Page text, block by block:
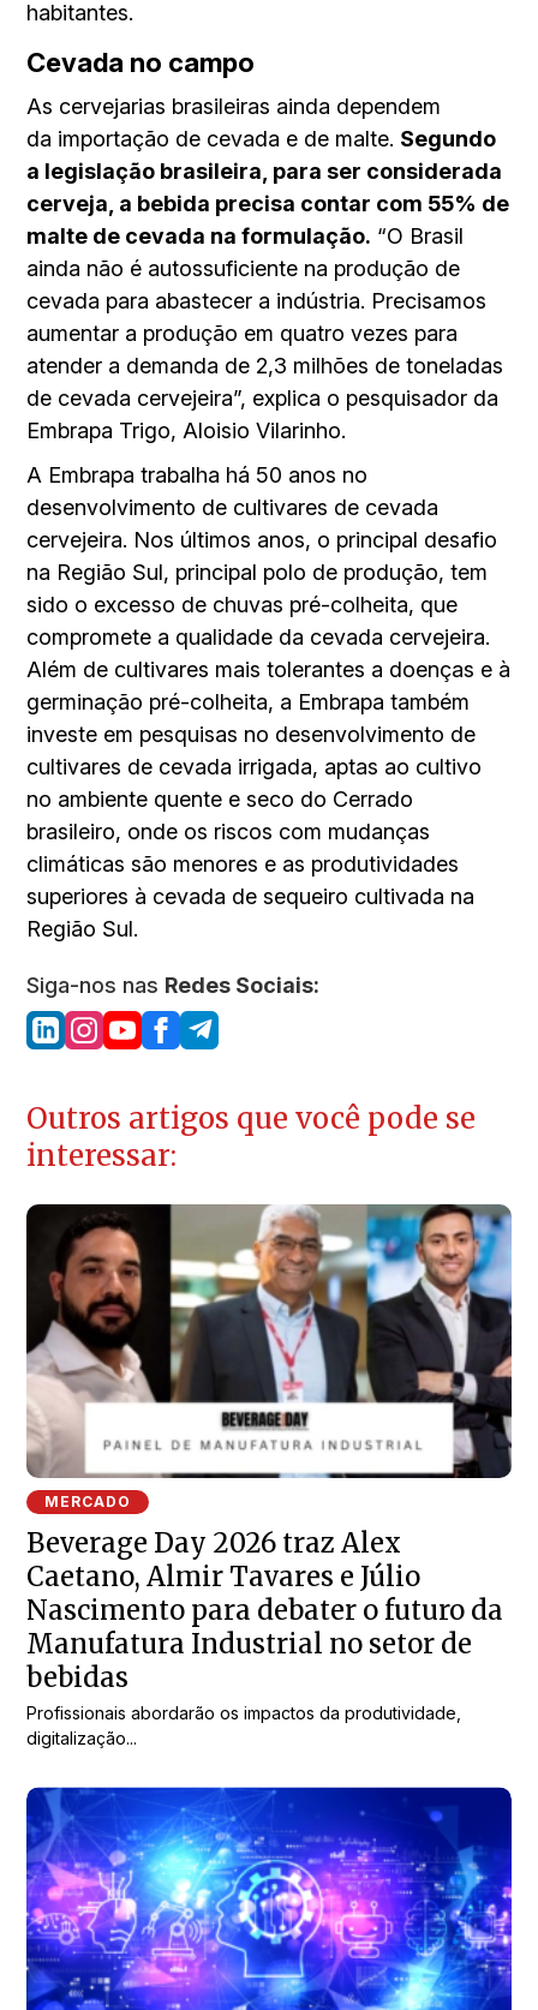
habitantes.
Cevada no campo
As cervejarias brasileiras ainda dependem
da importação de cevada e de malte. Segundo
a legislação brasileira, para ser considerada
cerveja, a bebida precisa contar com 55% de
malte de cevada na formulação. “O Brasil
ainda não é autossuficiente na produção de
cevada para abastecer a indústria. Precisamos
aumentar a produção em quatro vezes para
atender a demanda de 2,3 milhões de toneladas
de cevada cervejeira”, explica o pesquisador da
Embrapa Trigo, Aloisio Vilarinho.
A Embrapa trabalha há 50 anos no
desenvolvimento de cultivares de cevada
cervejeira. Nos últimos anos, o principal desafio
na Região Sul, principal polo de produção, tem
sido o excesso de chuvas pré-colheita, que
compromete a qualidade da cevada cervejeira.
Além de cultivares mais tolerantes a doenças e à
germinação pré-colheita, a Embrapa também
investe em pesquisas no desenvolvimento de
cultivares de cevada irrigada, aptas ao cultivo
no ambiente quente e seco do Cerrado
brasileiro, onde os riscos com mudanças
climáticas são menores e as produtividades
superiores à cevada de sequeiro cultivada na
Região Sul.
Siga-nos nas Redes Sociais:
Outros artigos que você pode se
interessar:
MERCADO
Beverage Day 2026 traz Alex
Caetano, Almir Tavares e Júlio
Nascimento para debater o futuro da
Manufatura Industrial no setor de
bebidas
Profissionais abordarão os impactos da produtividade,
digitalização...